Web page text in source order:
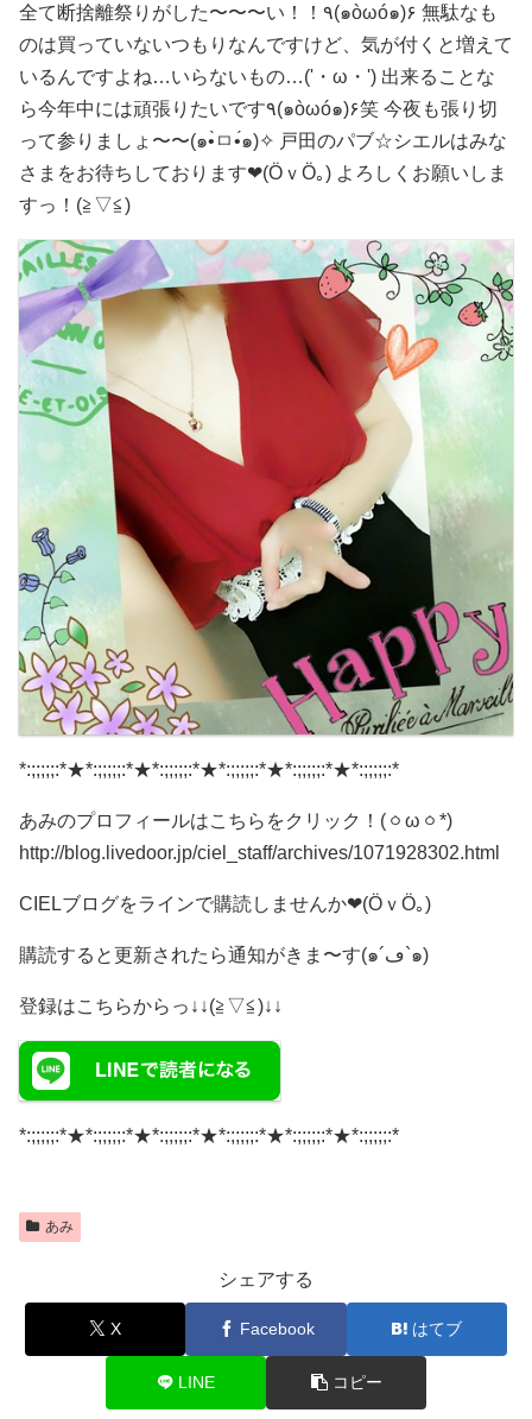
全て断捨離祭りがした〜〜〜い！！٩(๑òωó๑)۶ 無駄なも
のは買っていないつもりなんですけど、気が付くと増えて
いるんですよね…いらないもの…('・ω・') 出来ることな
ら今年中には頑張りたいです٩(๑òωó๑)۶笑 今夜も張り切
って参りましょ〜〜(๑•̀ㅁ•́๑)✧ 戸田のパブ☆シエルはみな
さまをお待ちしております❤(ӦｖӦ｡) よろしくお願いしま
すっ！(≧▽≦)
*:;;;;;:*★*:;;;;;:*★*:;;;;;:*★*:;;;;;:*★*:;;;;;:*★*:;;;;;:*
あみのプロフィールはこちらをクリック！(ㆁωㆁ*)
http://blog.livedoor.jp/ciel_staff/archives/1071928302.html
CIELブログをラインで購読しませんか❤(ӦｖӦ｡)
購読すると更新されたら通知がきま〜す(๑´ڡ`๑)
登録はこちらからっ↓↓(≧▽≦)↓↓
*:;;;;;:*★*:;;;;;:*★*:;;;;;:*★*:;;;;;:*★*:;;;;;:*★*:;;;;;:*
あみ
シェアする
X Facebook はてブ
LINE コピー